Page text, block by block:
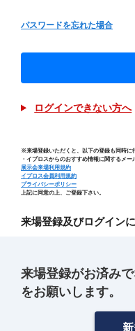
来場登録がお済み
をお願いします。
パスワードを忘れた場合
ログインできない方へ
※来場登録いただくと、以下の登録も同時に
・イプロスからのおすすめ情報に関するメー
展示会来場利用規約
イプロス会員利用規約
プライバシーポリシー
上記に同意の上、ご登録下さい。
来場登録及びログイン